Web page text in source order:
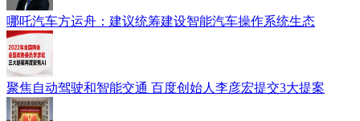
哪吒汽车方运舟：建议统筹建设智能汽车操作系统生态
聚焦自动驾驶和智能交通 百度创始人李彦宏提交3大提案